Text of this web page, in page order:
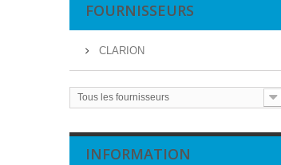
FOURNISSEURS
CLARION
Tous les fournisseurs
INFORMATION